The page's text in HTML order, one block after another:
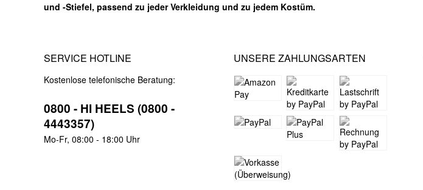
und -Stiefel, passend zu jeder Verkleidung und zu jedem Kostüm.
SERVICE HOTLINE
Kostenlose telefonische Beratung:
0800 - HI HEELS (0800 -
4443357)
Mo-Fr, 08:00 - 18:00 Uhr
UNSERE ZAHLUNGSARTEN